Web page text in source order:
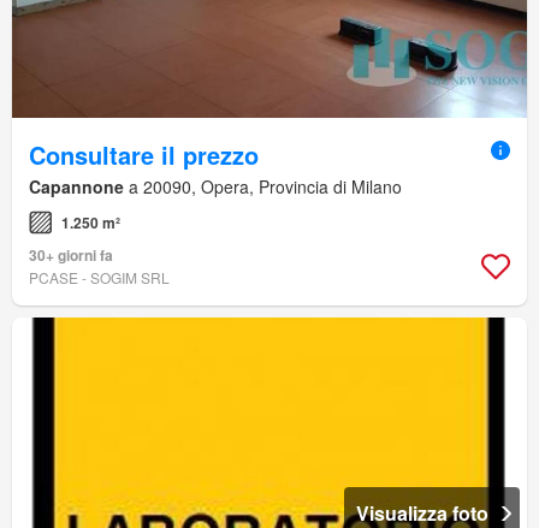
Consultare il prezzo
Capannone a 20090, Opera, Provincia di Milano
1.250 m²
30+ giorni fa
PCASE - SOGIM SRL
Visualizza foto